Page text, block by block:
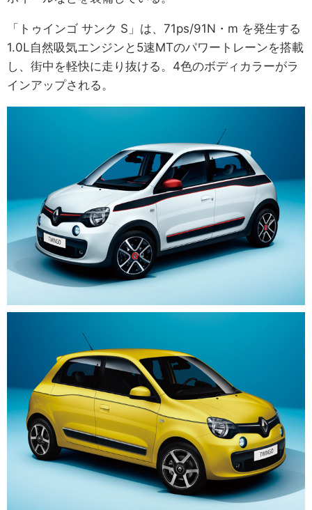
「トゥインゴ サンク S」は、71ps/91N・m を発生する
1.0L自然吸気エンジンと5速MTのパワートレーンを搭載
し、街中を軽快に走り抜ける。4色のボディカラーがラ
インアップされる。